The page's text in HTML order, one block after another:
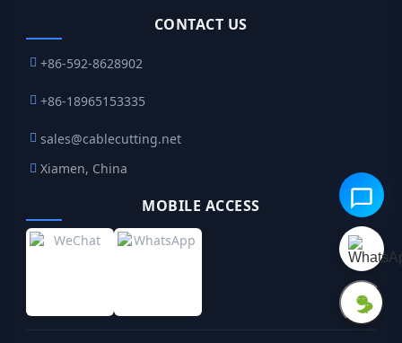
CONTACT US
+86-592-8628902
+86-18965153335
sales@cablecutting.net
Xiamen, China
MOBILE ACCESS